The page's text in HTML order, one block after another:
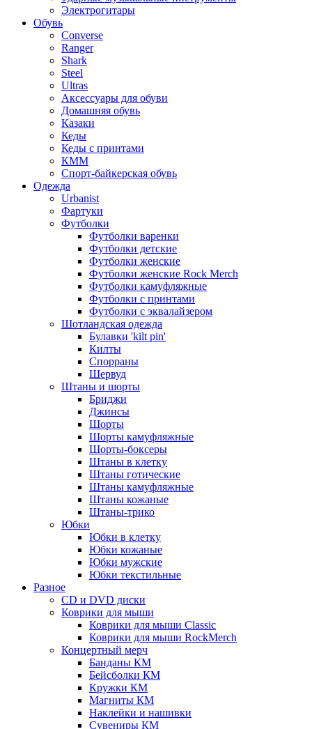
Электрогитары
Обувь
Converse
Ranger
Shark
Steel
Ultras
Аксессуары для обуви
Домашняя обувь
Казаки
Кеды
Кеды с принтами
КММ
Спорт-байкерская обувь
Одежда
Urbanist
Фартуки
Футболки
Футболки варенки
Футболки детские
Футболки женские
Футболки женские Rock Merch
Футболки камуфляжные
Футболки с принтами
Футболки с эквалайзером
Шотландская одежда
Булавки 'kilt pin'
Килты
Спорраны
Шервуд
Штаны и шорты
Бриджи
Джинсы
Шорты
Шорты камуфляжные
Шорты-боксеры
Штаны в клетку
Штаны готические
Штаны камуфляжные
Штаны кожаные
Штаны-трико
Юбки
Юбки в клетку
Юбки кожаные
Юбки мужские
Юбки текстильные
Разное
CD и DVD диски
Коврики для мыши
Коврики для мыши Classic
Коврики для мыши RockMerch
Концертный мерч
Банданы КМ
Бейсболки КМ
Кружки КМ
Магниты КМ
Наклейки и нашивки
Сувениры КМ